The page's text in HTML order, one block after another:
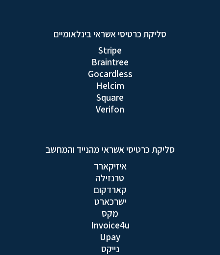
סליקת כרטיסי אשראי בינלאומיים
Stripe
Braintree
Gocardless
Helcim
Square
Verifon
סליקת כרטיסי אשראי מהנייד והמחשב
איזיקארד
טרנזילה
קארדקום
ישרכארט
מקס
Invoice4u
Upay
נייקס